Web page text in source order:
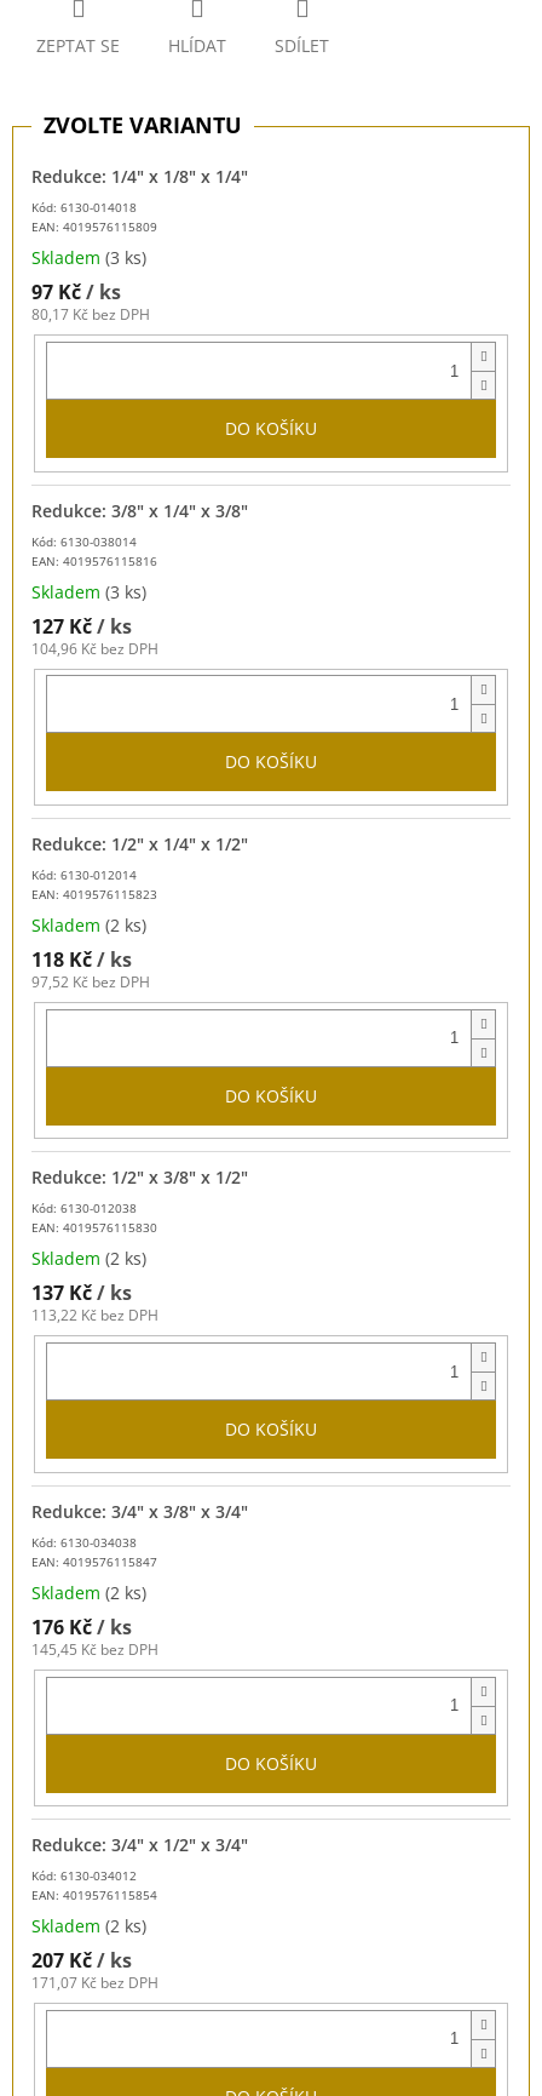
ZEPTAT SE HLÍDAT SDÍLET
Kód: 6130-014018
EAN: 4019576115809
Redukce: 1/4" x 1/8" x 1/4"
Skladem (3 ks)
97 Kč/ ks
80,17 Kč bez DPH
DO KOŠÍKU
Kód: 6130-038014
EAN: 4019576115816
Redukce: 3/8" x 1/4" x 3/8"
Skladem (3 ks)
127 Kč/ ks
104,96 Kč bez DPH
DO KOŠÍKU
Kód: 6130-012014
EAN: 4019576115823
Redukce: 1/2" x 1/4" x 1/2"
Skladem (2 ks)
118 Kč/ ks
97,52 Kč bez DPH
DO KOŠÍKU
Kód: 6130-012038
EAN: 4019576115830
Redukce: 1/2" x 3/8" x 1/2"
Skladem (2 ks)
137 Kč/ ks
113,22 Kč bez DPH
DO KOŠÍKU
Kód: 6130-034038
EAN: 4019576115847
Redukce: 3/4" x 3/8" x 3/4"
Skladem (2 ks)
176 Kč/ ks
145,45 Kč bez DPH
DO KOŠÍKU
Kód: 6130-034012
EAN: 4019576115854
Redukce: 3/4" x 1/2" x 3/4"
Skladem (2 ks)
207 Kč/ ks
171,07 Kč bez DPH